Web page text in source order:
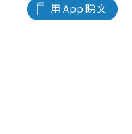
用 App 睇文